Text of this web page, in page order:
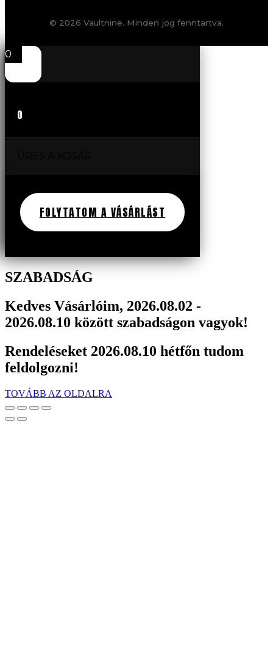
© 2026 Vaultnine. Minden jog fenntartva.
0
0
FOLYTATOM A VÁSÁRLÁST
SZABADSÁG
Kedves Vásárlóim, 2026.08.02 -
2026.08.10 között szabadságon vagyok!
Rendeléseket 2026.08.10 hétfőn tudom
feldolgozni!
TOVÁBB AZ OLDALRA